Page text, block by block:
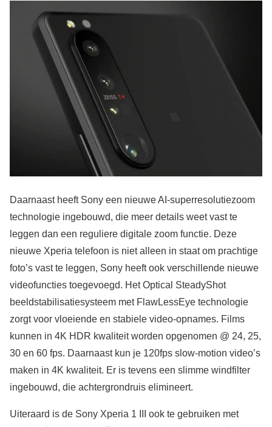
Daarnaast heeft Sony een nieuwe AI-superresolutiezoom
technologie ingebouwd, die meer details weet vast te
leggen dan een reguliere digitale zoom functie. Deze
nieuwe Xperia telefoon is niet alleen in staat om prachtige
foto’s vast te leggen, Sony heeft ook verschillende nieuwe
videofuncties toegevoegd. Het Optical SteadyShot
beeldstabilisatiesysteem met FlawLessEye technologie
zorgt voor vloeiende en stabiele video-opnames. Films
kunnen in 4K HDR kwaliteit worden opgenomen @ 24, 25,
30 en 60 fps. Daarnaast kun je 120fps slow-motion video’s
maken in 4K kwaliteit. Er is tevens een slimme windfilter
ingebouwd, die achtergrondruis elimineert.
Uiteraard is de Sony Xperia 1 III ook te gebruiken met